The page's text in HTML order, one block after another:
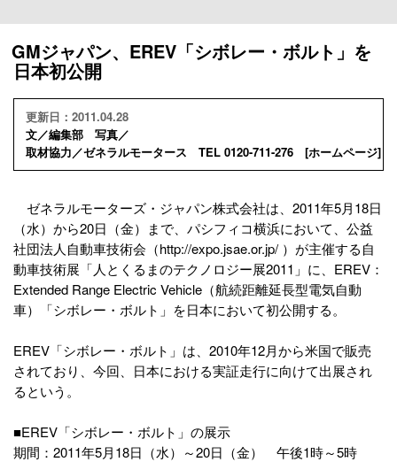
GMジャパン、EREV「シボレー・ボルト」を
日本初公開
更新日：2011.04.28
文／編集部 写真／
取材協力／ゼネラルモータース TEL 0120-711-276 [ホームページ]
ゼネラルモーターズ・ジャパン株式会社は、2011年5月18日
（水）から20日（金）まで、パシフィコ横浜において、公益
社団法人自動車技術会（http://expo.jsae.or.jp/ ）が主催する自
動車技術展「人とくるまのテクノロジー展2011」に、EREV：
Extended Range Electric Vehicle（航続距離延長型電気自動
車）「シボレー・ボルト」を日本において初公開する。
EREV「シボレー・ボルト」は、2010年12月から米国で販売
されており、今回、日本における実証走行に向けて出展され
るという。
■EREV「シボレー・ボルト」の展示
期間：2011年5月18日（水）～20日（金） 午後1時～5時